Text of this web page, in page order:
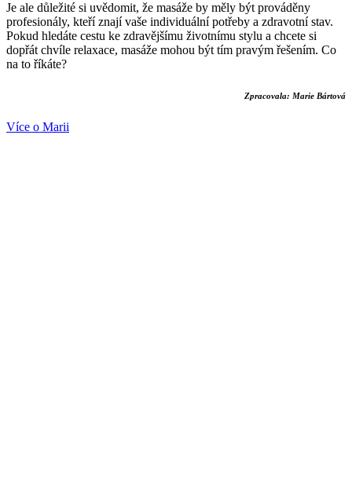
Je ale důležité si uvědomit, že masáže by měly být prováděny
profesionály, kteří znají vaše individuální potřeby a zdravotní stav.
Pokud hledáte cestu ke zdravějšímu životnímu stylu a chcete si
dopřát chvíle relaxace, masáže mohou být tím pravým řešením. Co
na to říkáte?
Zpracovala: Marie Bártová
Více o Marii